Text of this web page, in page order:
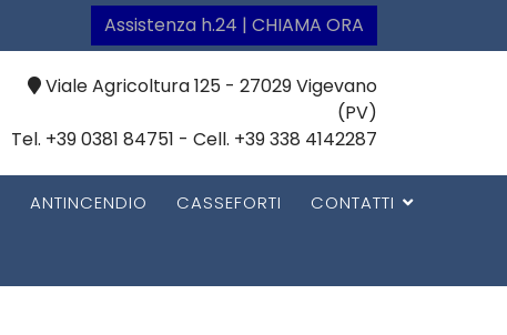
Assistenza h.24 | CHIAMA ORA
Viale Agricoltura 125 - 27029 Vigevano
(PV)
Tel. +39 0381 84751 - Cell. +39 338 4142287
ANTINCENDIO CASSEFORTI CONTATTI